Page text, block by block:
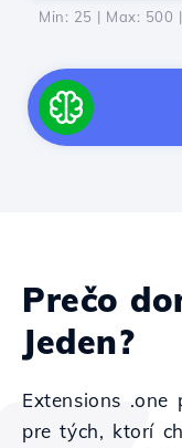
Min: 25 | Max: 500
Prečo
Jeden?
Extensions .one
pre tých, ktorí